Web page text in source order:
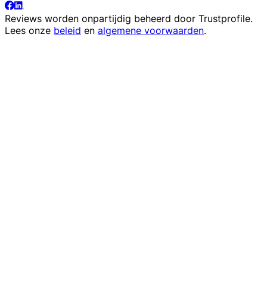
Reviews worden onpartijdig beheerd door Trustprofile.
Lees onze beleid en algemene voorwaarden.